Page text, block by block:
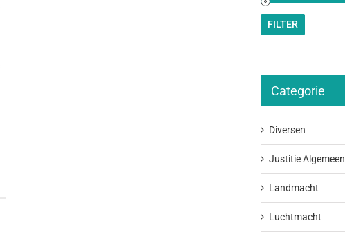
FILTER
Categorie
Diversen
Justitie Algemeen
Landmacht
Luchtmacht